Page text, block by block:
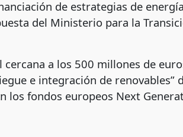
de estrategias de
del Ministerio para la
a los 500 millones de
e integración de renovables”
los fondos europeos Next